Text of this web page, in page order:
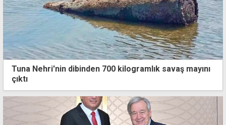
Tuna Nehri'nin dibinden 700 kilogramlık savaş mayını
çıktı